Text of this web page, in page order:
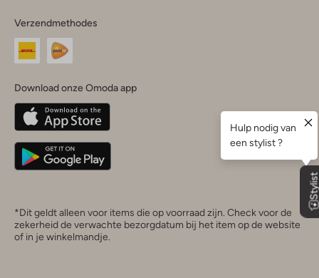
je
land
Nederland
Belgique(Français)
Deutschland
Verzendmethodes
Download onze Omoda app
*Dit geldt alleen voor items die op voorraad zijn. Check voor de
zekerheid de verwachte bezorgdatum bij het item op de website
of in je winkelmandje.